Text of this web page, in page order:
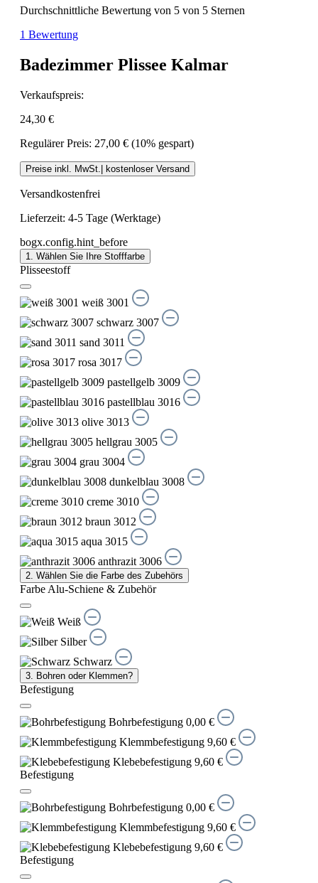
Durchschnittliche Bewertung von 5 von 5 Sternen
1 Bewertung
Badezimmer Plissee Kalmar
Verkaufspreis:
24,30 €
Regulärer Preis: 27,00 € (10% gespart)
Preise inkl. MwSt.| kostenloser Versand
Versandkostenfrei
Lieferzeit: 4-5 Tage (Werktage)
bogx.config.hint_before
1. Wählen Sie Ihre Stofffarbe
Plisseestoff
weiß 3001
schwarz 3007
sand 3011
rosa 3017
pastellgelb 3009
pastellblau 3016
olive 3013
hellgrau 3005
grau 3004
dunkelblau 3008
creme 3010
braun 3012
aqua 3015
anthrazit 3006
2. Wählen Sie die Farbe des Zubehörs
Farbe Alu-Schiene & Zubehör
Weiß
Silber
Schwarz
3. Bohren oder Klemmen?
Befestigung
Bohrbefestigung 0,00 €
Klemmbefestigung 9,60 €
Klebebefestigung 9,60 €
Befestigung
Bohrbefestigung 0,00 €
Klemmbefestigung 9,60 €
Klebebefestigung 9,60 €
Befestigung